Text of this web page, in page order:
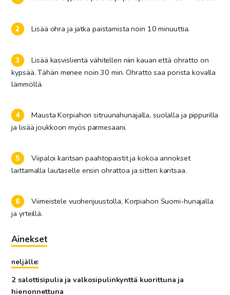
Lisää ohra ja jatka paistamista noin 10 minuuttia.
Lisää kasvislientä vähitellen niin kauan että ohratto on
kypsää. Tähän menee noin 30 min. Ohratto saa porista kovalla
lämmöllä.
Mausta Korpiahon sitruunahunajalla, suolalla ja pippurilla
ja lisää joukkoon myös parmesaani.
Viipaloi karitsan paahtopaistit ja kokoa annokset
laittamalla lautaselle ensin ohrattoa ja sitten karitsaa.
Viimeistele vuohenjuustolla, Korpiahon Suomi-hunajalla
ja yrteillä.
Ainekset
neljälle:
2 salottisipulia ja valkosipulinkynttä kuorittuna ja
hienonnettuna